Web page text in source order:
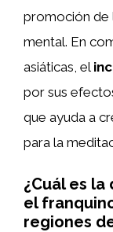
promoción de
mental. En
asiáticas, el
por sus
que ayuda a
para la
¿Cuál es
el
regiones